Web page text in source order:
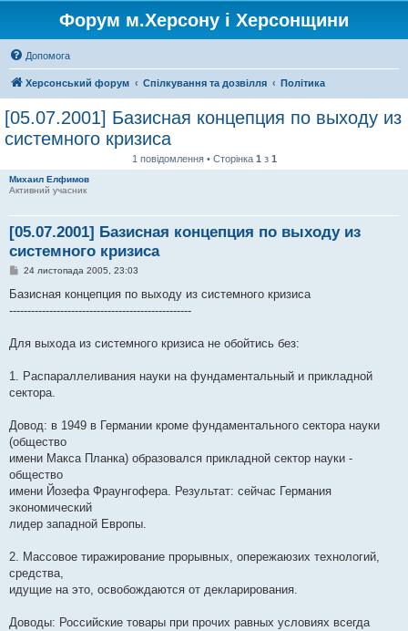
Форум м.Херсону і Херсонщини
Допомога
Херсонський форум Спілкування та дозвілля Політика
[05.07.2001] Базисная концепция по выходу из
системного кризиса
1 повідомлення • Сторінка 1 з 1
Михаил Елфимов
Активний учасник
[05.07.2001] Базисная концепция по выходу из
системного кризиса
П
в
д
л
н
я
24 листопада 2005, 23:03
Базисная концепция по выходу из системного кризиса
--------------------------------------------------
Для выхода из системного кризиса не обойтись без:
1. Распараллеливания науки на фундаментальный и прикладной
сектора.
Довод: в 1949 в Германии кроме фундаментального сектора науки
(общество
имени Макса Планка) образовался прикладной сектор науки -
общество
имени Йозефа Фраунгофера. Результат: сейчас Германия
экономический
лидер западной Европы.
2. Массовое тиражирование прорывных, опережаюзих технологий,
средства,
идущие на это, освобождаются от декларирования.
Доводы: Российские товары при прочих равных условиях всегда